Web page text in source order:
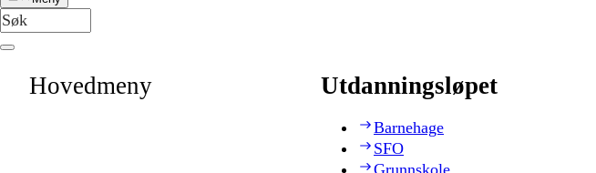
Hovedmeny Utdanningsløpet
Barnehage
SFO